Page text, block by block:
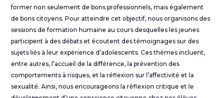
former non seulement de bons professionnels, mais également
de bons citoyens. Pour atteindre cet objectif, nous organisons des
sessions de formation humaine au cours desquelles les jeunes
participent à des débats et écoutent des témoignages sur des
sujets liés à leur expérience d’adolescents. Ces thèmes incluent,
entre autres, l’accueil de la différence, la prévention des
comportements à risques, et la réflexion sur l’affectivité et la
sexualité. Ainsi, nous encourageons la réflexion critique et le